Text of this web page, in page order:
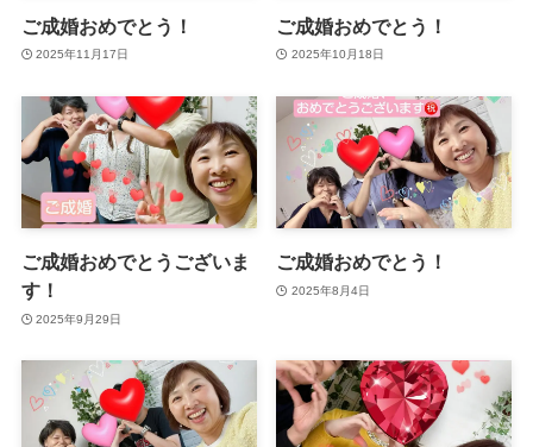
ご成婚おめでとう！
2025年11月17日
ご成婚おめでとう！
2025年10月18日
ご成婚おめでとうございま
す！
2025年9月29日
ご成婚おめでとう！
2025年8月4日